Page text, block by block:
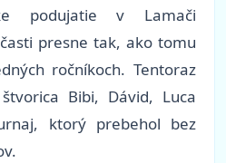
podujatie v Lamači
presne tak, ako tomu
ročníkoch. Tentoraz
Bibi, Dávid, Luca
ktorý prebehol bez